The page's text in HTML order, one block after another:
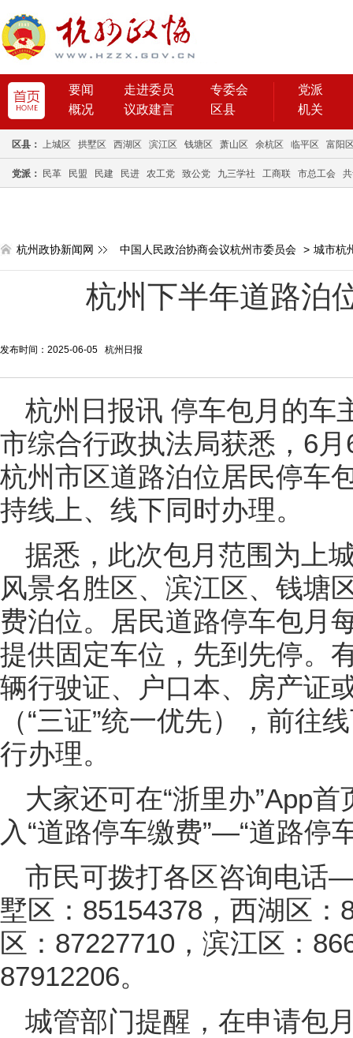
要闻 走进委员
专委会
概况
议政建言 区县
党派
机关
区县： 上城区 拱墅区 西湖区 滨江区 钱塘区 萧山区 余杭区 临平区 富阳
党派： 民革 民盟 民建 民进 农工党 致公党 九三学社 工商联 市总工会
杭州政协新闻网 中国人民政治协商会议杭州市委员会 > 城市杭
杭州下半年道路泊
发布时间：2025-06-05 杭州日报
杭州日报讯 停车包月的车
市综合行政执法局获悉，6
杭州市区道路泊位居民停车
持线上、线下同时办理。
据悉，此次包月范围为上
风景名胜区、滨江区、钱塘
费泊位。居民道路停车包月
提供固定车位，先到先停。
辆行驶证、户口本、房产证
（“三证”统一优先），前往
行办理。
大家还可在“浙里办”App
入“道路停车缴费”—“道路停
市民可拨打各区咨询电话
墅区：85154378，西湖区
区：87227710，滨江区：
87912206。
城管部门提醒，在申请包